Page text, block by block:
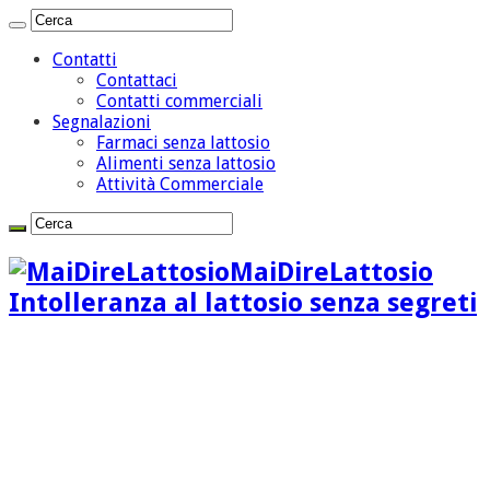
Contatti
Contattaci
Contatti commerciali
Segnalazioni
Farmaci senza lattosio
Alimenti senza lattosio
Attività Commerciale
MaiDireLattosio
Intolleranza al lattosio senza segreti